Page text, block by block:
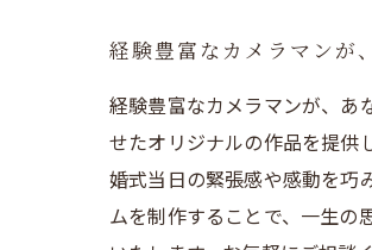
経験豊富なカメラマンが
経験豊富なカメラマンが、あ
せたオリジナルの作品を提供
婚式当日の緊張感や感動を巧
ムを制作することで、一生の